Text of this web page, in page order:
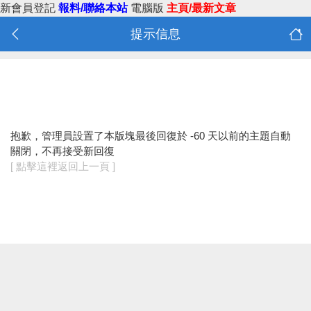
新會員登記 報料/聯絡本站 電腦版 主頁/最新文章
提示信息
抱歉，管理員設置了本版塊最後回復於 -60 天以前的主題自動
關閉，不再接受新回復
[ 點擊這裡返回上一頁 ]